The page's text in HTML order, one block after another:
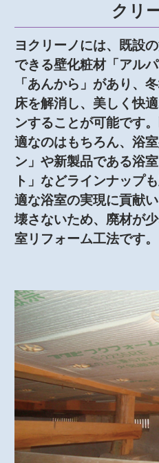
クリ
ヨクリーノには、既設
できる壁化粧材「アル
「あんから」があり、
床を解消し、美しく快
ンすることが可能です
適なのはもちろん、浴
ン」や新製品である浴
ト」などラインナップ
適な浴室の実現に貢献
壊さないため、廃材が
室リフォーム工法です。